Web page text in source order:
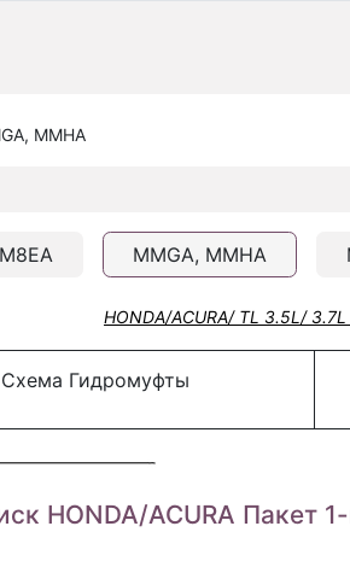
MMHA
M8EA MMGA, MMHA
HONDA/ACURA/ TL 3.5L/
Схема Гидромуфты
HONDA/ACURA Пакет